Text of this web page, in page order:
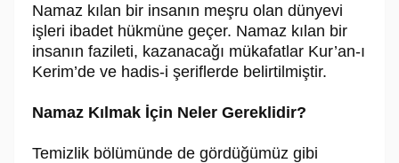
Namaz kılan bir insanın meşru olan dünyevi
işleri ibadet hükmüne geçer. Namaz kılan bir
insanın fazileti, kazanacağı mükafatlar Kur’an-ı
Kerim’de ve hadis-i şeriflerde belirtilmiştir.
Namaz Kılmak İçin Neler Gereklidir?
Temizlik bölümünde de gördüğümüz gibi